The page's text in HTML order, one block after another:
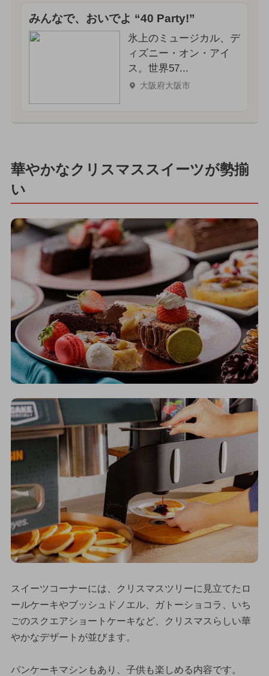
みんなで、おいでよ “40 Party!”
氷上のミュージカル、デ
ィズニー・オン・アイ
ス。世界57...
大阪府大阪市
華やかなクリスマススイーツが勢揃
い
スイーツコーナーには、クリスマスツリーに見立てたロ
ールケーキやブッシュドノエル、ガトーショコラ、いち
ごのスクエアショートケーキなど、クリスマスらしい華
やかなデザートが並びます。
パンケーキマシンもあり、子供も楽しめる内容です。